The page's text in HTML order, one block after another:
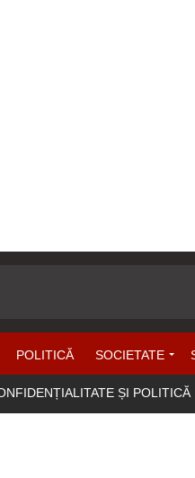
POLITICĂ SOCIETATE
ȘI POLITICĂ